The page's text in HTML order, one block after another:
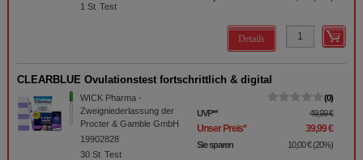
1St Test
Details
CLEARBLUE Ovulationstest fortschrittlich & digital
WICK Pharma -
Zweigniederlassung der
Procter & Gamble GmbH
19902828
30St Test
0
UVP** 49,99 €
Unser Preis* 39,99 €
Sie sparen 10,00 €(20%)